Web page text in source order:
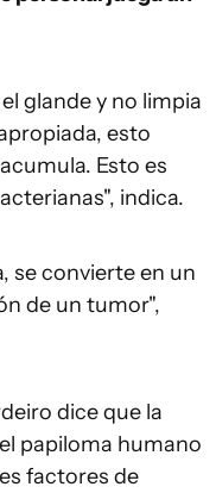
glande y no limpia
esto
Esto es
indica.
se convierte en un
de un tumor",
dice que la
papiloma humano
factores de